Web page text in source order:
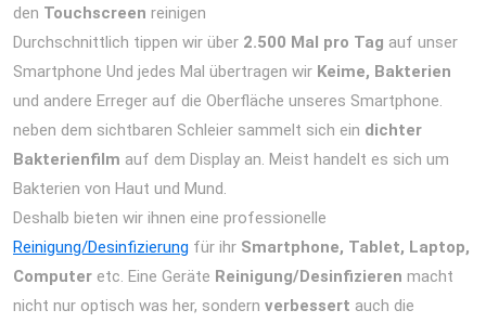
den Touchscreen reinigen
Durchschnittlich tippen wir über 2.500 Mal pro Tag auf unser
Smartphone Und jedes Mal übertragen wir Keime, Bakterien
und andere Erreger auf die Oberfläche unseres Smartphone.
neben dem sichtbaren Schleier sammelt sich ein dichter
Bakterienfilm auf dem Display an. Meist handelt es sich um
Bakterien von Haut und Mund.
Deshalb bieten wir ihnen eine professionelle
Reinigung/Desinfizierung für ihr Smartphone, Tablet, Laptop,
Computer etc. Eine Geräte Reinigung/Desinfizieren macht
nicht nur optisch was her, sondern verbessert auch die